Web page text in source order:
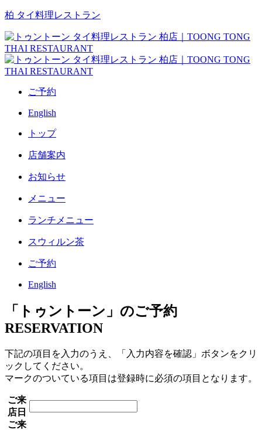
柏 タイ料理レストラン
ご予約
English
トップ
店舗案内
お知らせ
メニュー
ランチメニュー
スウィルン茶
ご予約
English
「トゥントーン」のご予約
RESERVATION
下記の項目を入力のうえ、「入力内容を確認」ボタンをクリ
ックしてください。
マークのついている項目は登録時に必須の項目となります。
ご来
店日
ご来